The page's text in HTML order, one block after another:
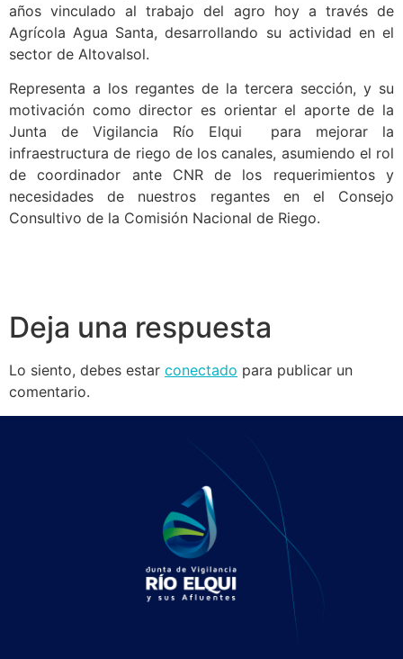
años vinculado al trabajo del agro hoy a través de
Agrícola Agua Santa, desarrollando su actividad en el
sector de Altovalsol.
Representa a los regantes de la tercera sección, y su
motivación como director es orientar el aporte de la
Junta de Vigilancia Río Elqui para mejorar la
infraestructura de riego de los canales, asumiendo el rol
de coordinador ante CNR de los requerimientos y
necesidades de nuestros regantes en el Consejo
Consultivo de la Comisión Nacional de Riego.
Deja una respuesta
Lo siento, debes estar conectado para publicar un
comentario.